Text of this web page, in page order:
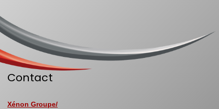
Contact
Xénon Groupe/